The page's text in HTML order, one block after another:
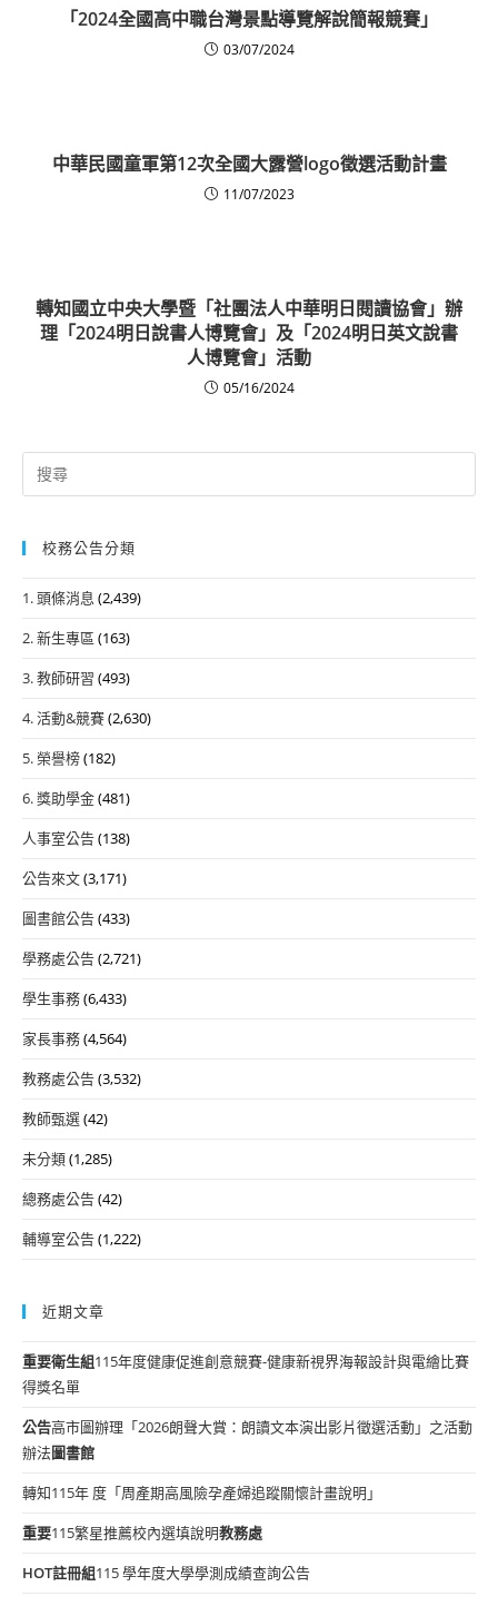
「2024全國高中職台灣景點導覽解說簡報競賽」
03/07/2024
中華民國童軍第12次全國大露營logo徵選活動計畫
11/07/2023
轉知國立中央大學暨「社團法人中華明日閱讀協會」辦
理「2024明日說書人博覽會」及「2024明日英文說書
人博覽會」活動
05/16/2024
Search
for:
校務公告分類
1. 頭條消息 (2,439)
2. 新生專區 (163)
3. 教師研習 (493)
4. 活動&競賽(2,630)
5. 榮譽榜(182)
6. 獎助學金(481)
人事室公告(138)
公告來文(3,171)
圖書館公告(433)
學務處公告(2,721)
學生事務(6,433)
家長事務(4,564)
教務處公告(3,532)
教師甄選(42)
未分類(1,285)
總務處公告(42)
輔導室公告(1,222)
近期文章
重要衛生組115年度健康促進創意競賽-健康新視界海報設計與電繪比賽
得獎名單
公告高市圖辦理「2026朗聲大賞：朗讀文本演出影片徵選活動」之活動
辦法圖書館
轉知115年 度「周產期高風險孕產婦追蹤關懷計畫說明」
重要115繁星推薦校內選填說明教務處
HOT註冊組115 學年度大學學測成績查詢公告